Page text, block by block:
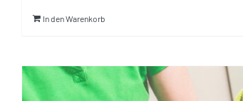
In den Warenkorb